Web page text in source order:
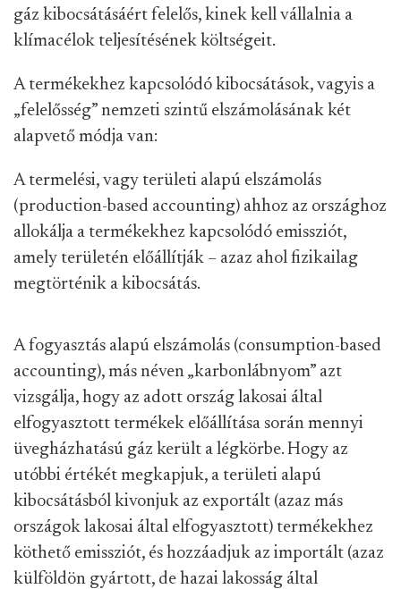
gáz kibocsátásáért felelős, kinek kell vállalnia a
klímacélok teljesítésének költségeit.
A termékekhez kapcsolódó kibocsátások, vagyis a
„felelősség” nemzeti szintű elszámolásának két
alapvető módja van:
A termelési, vagy területi alapú elszámolás
(production-based accounting) ahhoz az országhoz
allokálja a termékekhez kapcsolódó emissziót,
amely területén előállítják – azaz ahol fizikailag
megtörténik a kibocsátás.
A fogyasztás alapú elszámolás (consumption-based
accounting), más néven „karbonlábnyom” azt
vizsgálja, hogy az adott ország lakosai által
elfogyasztott termékek előállítása során mennyi
üvegházhatású gáz került a légkörbe. Hogy az
utóbbi értékét megkapjuk, a területi alapú
kibocsátásból kivonjuk az exportált (azaz más
országok lakosai által elfogyasztott) termékekhez
köthető emissziót, és hozzáadjuk az importált (azaz
külföldön gyártott, de hazai lakosság által